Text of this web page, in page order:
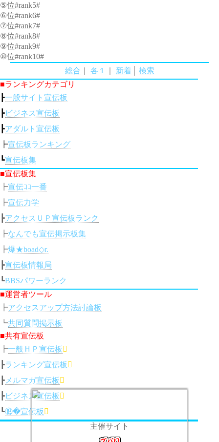
⑤位#rank5#
⑥位#rank6#
⑦位#rank7#
⑧位#rank8#
⑨位#rank9#
⑩位#rank10#
総合
各１ 新着│ 検索
■ランキングカテゴリ
┣一般サイト宣伝板
┣ビジネス宣伝板
┣アダルト宣伝板
┣宣伝板ランキング
┗宣伝板集
■宣伝板集
┣宣伝ｺｺ一番
┣宣伝力学
┣アクセスＵＰ宣伝板ランク
┣なんでも宣伝掲示板集
┣爆★boad◇r.
┣宣伝板情報局
┗BBSパワーランク
■運営者ツール
┣アクセスアップ方法討論板
┗共同質問掲示板
■共有宣伝板
┣一般ＨＰ宣伝板 
┣ランキング宣伝板 
┣ メルマガ宣伝板 
┣ビジネス宣伝板 
┗⑱�宣伝板 
主催サイト